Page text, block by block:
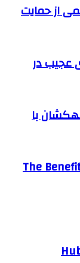
از حمایت
عجیب در
با
The